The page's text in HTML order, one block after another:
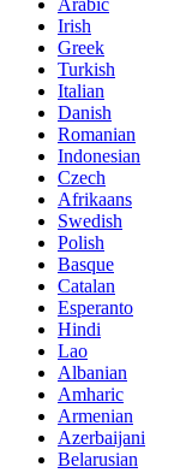
Irish
Greek
Turkish
Italian
Danish
Romanian
Indonesian
Czech
Afrikaans
Swedish
Polish
Basque
Catalan
Esperanto
Hindi
Lao
Albanian
Amharic
Armenian
Azerbaijani
Belarusian